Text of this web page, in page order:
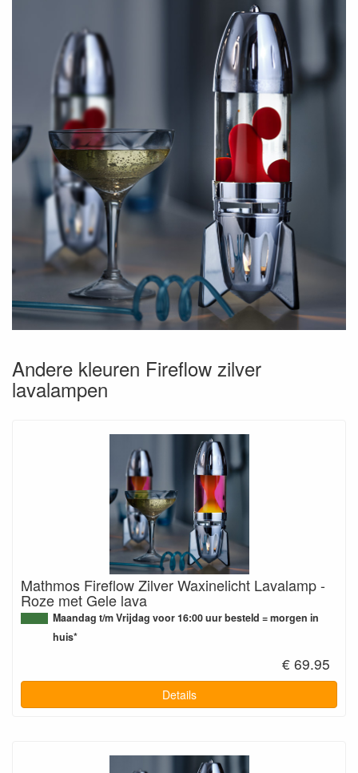
Andere kleuren Fireflow zilver
lavalampen
Mathmos Fireflow Zilver Waxinelicht Lavalamp -
Roze met Gele lava
Maandag t/m Vrijdag voor 16:00 uur besteld = morgen in
huis*
€ 69.95
Details